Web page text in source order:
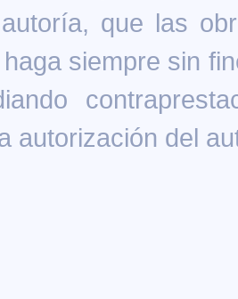
que las
siempre sin
autorización del